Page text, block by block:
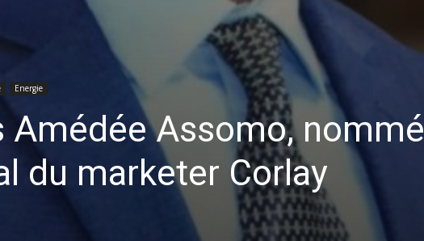
Energie
Amédée Assomo, nommé
du marketer Corlay